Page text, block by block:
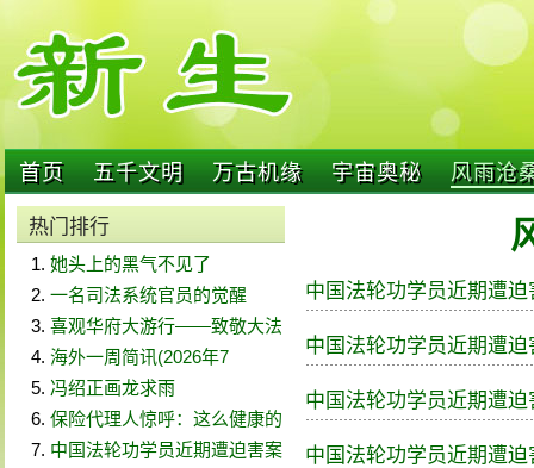
首页 五千文明 万古机缘 宇宙奥秘 风雨沧
热门排行
她头上的黑气不见了
一名司法系统官员的觉醒
喜观华府大游行——致敬大法
海外一周简讯(2026年7
冯绍正画龙求雨
保险代理人惊呼：这么健康的
中国法轮功学员近期遭迫害案
中国法轮功学员近期遭
中国法轮功学员近期遭
中国法轮功学员近期遭
中国法轮功学员近期遭